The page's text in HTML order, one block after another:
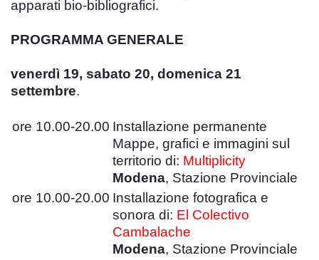
apparati bio-bibliografici.
PROGRAMMA GENERALE
venerdì 19, sabato 20, domenica 21
settembre.
ore 10.00-20.00 Installazione permanente
Mappe, grafici e immagini sul
territorio di: Multiplicity
Modena, Stazione Provinciale
ore 10.00-20.00 Installazione fotografica e
sonora di: El Colectivo
Cambalache
Modena, Stazione Provinciale